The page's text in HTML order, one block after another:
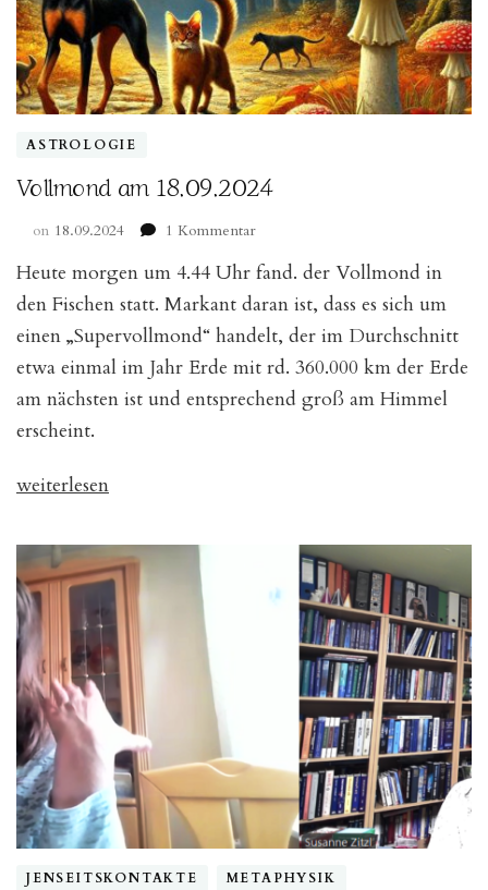
ASTROLOGIE
Vollmond am 18.09.2024
on 18.09.2024 1 Kommentarzu
am
18.09.2024
Heute morgen um 4.44 Uhr fand. der Vollmond in
den Fischen statt. Markant daran ist, dass es sich um
einen „Supervollmond“ handelt, der im Durchschnitt
etwa einmal im Jahr Erde mit rd. 360.000 km der Erde
am nächsten ist und entsprechend groß am Himmel
erscheint.
„Vollmond
18.09.2024“
weiterlesen
JENSEITSKONTAKTE METAPHYSIK